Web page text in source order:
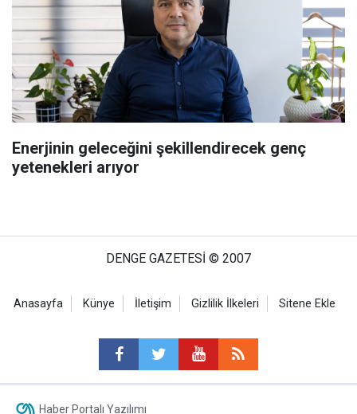
Enerjinin geleceğini şekillendirecek genç
yetenekleri arıyor
DENGE GAZETESİ © 2007
Anasayfa Künye İletişim Gizlilik İlkeleri Sitene Ekle
Haber Portalı Yazılımı